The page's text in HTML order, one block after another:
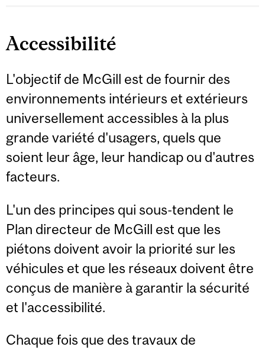
Accessibilité
L'objectif de McGill est de fournir des
environnements intérieurs et extérieurs
universellement accessibles à la plus
grande variété d'usagers, quels que
soient leur âge, leur handicap ou d'autres
facteurs.
L'un des principes qui sous-tendent le
Plan directeur de McGill est que les
piétons doivent avoir la priorité sur les
véhicules et que les réseaux doivent être
conçus de manière à garantir la sécurité
et l'accessibilité.
Chaque fois que des travaux de